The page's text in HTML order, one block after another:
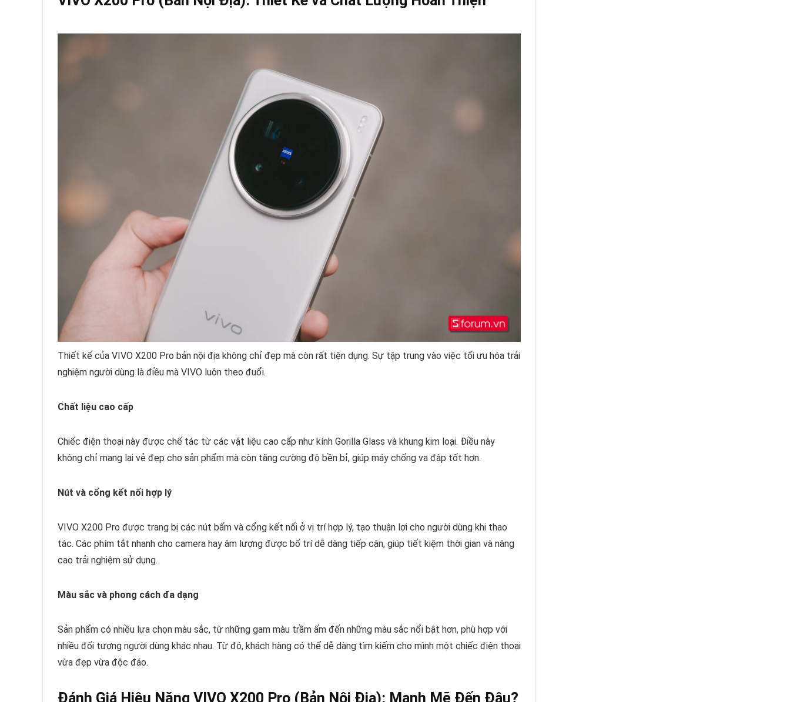
Thiết kế của VIVO X200 Pro bản nội địa không chỉ đẹp mà còn rất tiện dụng. Sự tập trung vào việc tối ưu hóa trải
nghiệm người dùng là điều mà VIVO luôn theo đuổi.
Chất liệu cao cấp
Chiếc điện thoại này được chế tác từ các vật liệu cao cấp như kính Gorilla Glass và khung kim loại. Điều này
không chỉ mang lại vẻ đẹp cho sản phẩm mà còn tăng cường độ bền bỉ, giúp máy chống va đập tốt hơn.
Nút và cổng kết nối hợp lý
VIVO X200 Pro được trang bị các nút bấm và cổng kết nối ở vị trí hợp lý, tạo thuận lợi cho người dùng khi thao
tác. Các phím tắt nhanh cho camera hay âm lượng được bố trí dễ dàng tiếp cận, giúp tiết kiệm thời gian và nâng
cao trải nghiệm sử dụng.
Màu sắc và phong cách đa dạng
Sản phẩm có nhiều lựa chọn màu sắc, từ những gam màu trầm ấm đến những màu sắc nổi bật hơn, phù hợp với
nhiều đối tượng người dùng khác nhau. Từ đó, khách hàng có thể dễ dàng tìm kiếm cho mình một chiếc điện thoại
vừa đẹp vừa độc đáo.
Đánh Giá Hiệu Năng VIVO X200 Pro (Bản Nội Địa): Mạnh Mẽ Đến Đâu?